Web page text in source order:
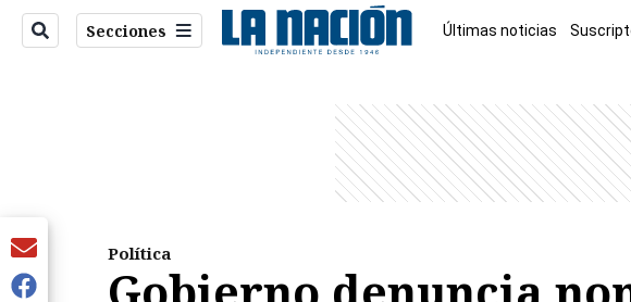
Secciones Últimas noticias
Política